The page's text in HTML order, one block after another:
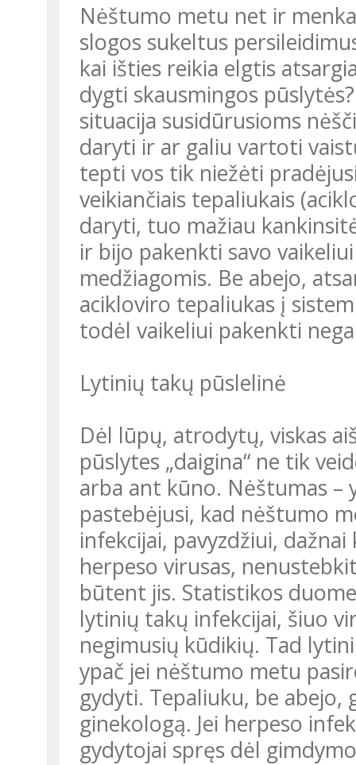
Nėštumo metu net ir
slogos sukeltus
kai išties reikia elgtis
dygti skausmingos
situacija susidūrusioms
daryti ir ar galiu vartoti
tepti vos tik niežėti
veikiančiais tepaliukais
daryti, tuo mažiau
ir bijo pakenkti savo
medžiagomis. Be abejo,
acikloviro tepaliukas į
todėl vaikeliui pakenkti
Lytinių takų pūslelinė
Dėl lūpų, atrodytų, viskas
pūslytes „daigina“ ne tik
arba ant kūno. Nėštumas –
pastebėjusi, kad nėštumo
infekcijai, pavyzdžiui,
herpeso virusas,
būtent jis. Statistikos
lytinių takų infekcijai, šiuo
negimusių kūdikių. Tad
ypač jei nėštumo metu
gydyti. Tepaliuku, be
ginekologą. Jei herpeso
gydytojai spręs dėl